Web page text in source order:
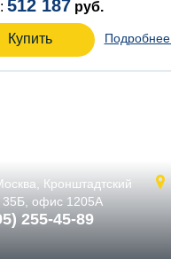
512 187 руб.
Купить
Кронштадтский
35Б, офис 1205А
255-45-89